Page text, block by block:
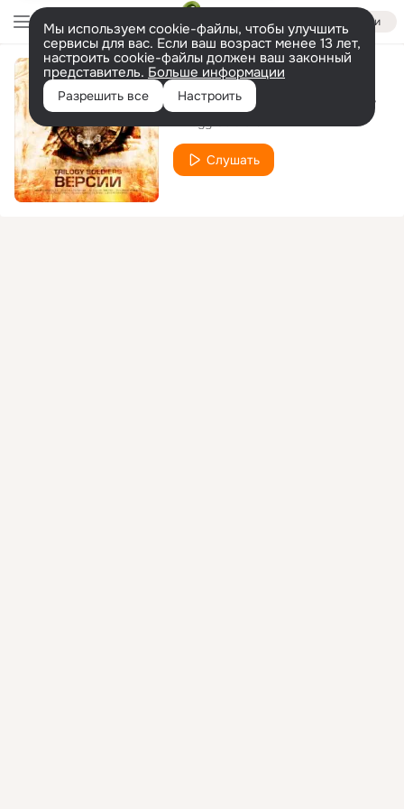
Войти
Мы используем cookie-файлы, чтобы улучшить
сервисы для вас. Если ваш возраст менее 13 лет,
настроить cookie-файлы должен ваш законный
представитель. Больше информации
Разрешить все Настроить 06. Живая Вода при уч. Мэтро (Iнквiзитор, Трэйс, Nekby; музыка Мутный)
Слушать